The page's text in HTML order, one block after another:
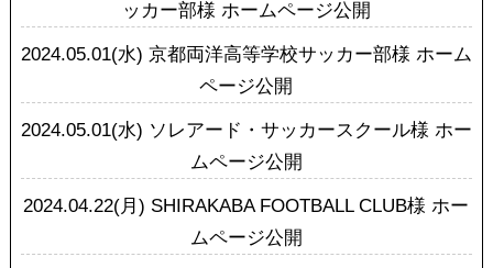
ッカー部様 ホームページ公開
2024.05.01(水) 京都両洋高等学校サッカー部様 ホーム
ページ公開
2024.05.01(水) ソレアード・サッカースクール様 ホー
ムページ公開
2024.04.22(月) SHIRAKABA FOOTBALL CLUB様 ホー
ムページ公開